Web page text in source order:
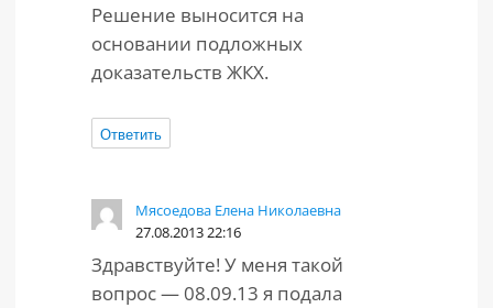
Решение выносится на
основании подложных
доказательств ЖКХ.
Ответить
Мясоедова Елена Николаевна
27.08.2013 22:16
Здравствуйте! У меня такой
вопрос — 08.09.13 я подала